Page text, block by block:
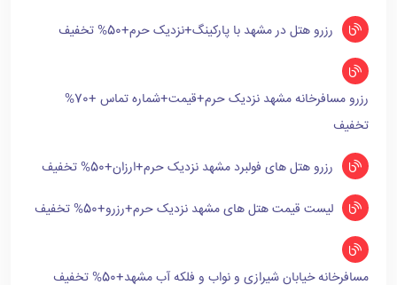
رزرو هتل در مشهد با پارکینگ+نزدیک حرم+50% تخفیف
رزرو مسافرخانه مشهد نزدیک حرم+قیمت+شماره تماس +70%
تخفیف
رزرو هتل های فولبرد مشهد نزدیک حرم+ارزان+50% تخفیف
لیست قیمت هتل های مشهد نزدیک حرم+رزرو+50% تخفیف
مسافرخانه خیابان شیرازی و نواب و فلکه آب مشهد+50% تخفیف